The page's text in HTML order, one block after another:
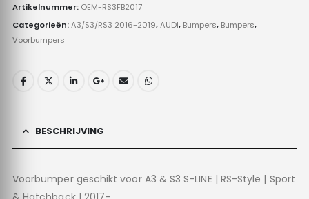
Artikelnummer: OEM-RS3FB2017
Categorieën:A3/S3/RS3 2016-2019,AUDI, Bumpers, Bumpers,
Voorbumpers
BESCHRIJVING
Voorbumper geschikt voor A3 & S3 S-LINE | RS-Style | Sport